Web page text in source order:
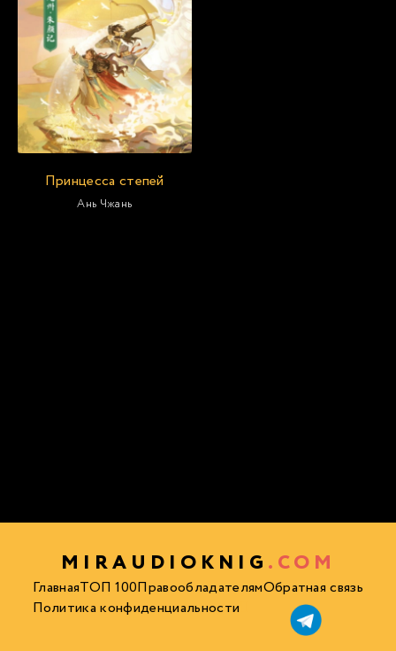
Принцесса степей
Ань Чжань
MIRAUDIOKNIG .COM
ГлавнаяТОП 100ПравообладателямОбратная связь
Политика конфиденциальности